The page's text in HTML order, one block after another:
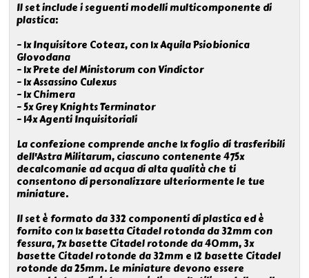
Il set include i seguenti modelli multicomponente di
plastica:
– 1x Inquisitore Coteaz, con 1x Aquila Psiobionica
Glovodana
– 1x Prete del Ministorum con Vindictor
– 1x Assassino Culexus
– 1x Chimera
– 5x Grey Knights Terminator
– 14x Agenti Inquisitoriali
La confezione comprende anche 1x foglio di trasferibili
dell'Astra Militarum, ciascuno contenente 475x
decalcomanie ad acqua di alta qualità che ti
consentono di personalizzare ulteriormente le tue
miniature.
Il set è formato da 332 componenti di plastica ed è
fornito con 1x basetta Citadel rotonda da 32mm con
fessura, 7x basette Citadel rotonde da 40mm, 3x
basette Citadel rotonde da 32mm e 12 basette Citadel
rotonde da 25mm. Le miniature devono essere